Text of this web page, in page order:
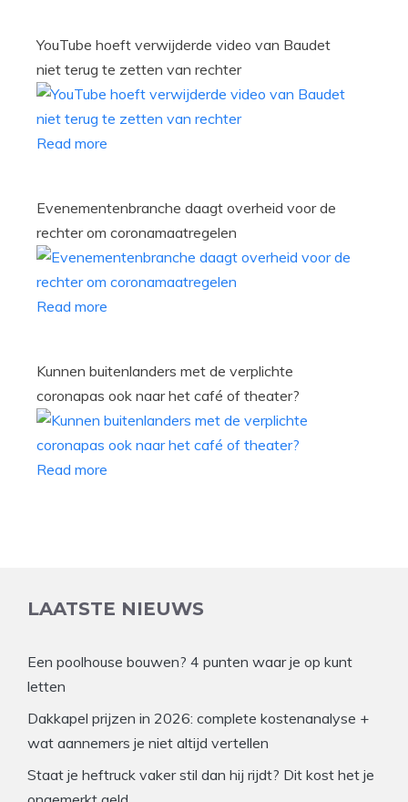
YouTube hoeft verwijderde video van Baudet
niet terug te zetten van rechter
Read more
Evenementenbranche daagt overheid voor de
rechter om coronamaatregelen
Read more
Kunnen buitenlanders met de verplichte
coronapas ook naar het café of theater?
Read more
LAATSTE NIEUWS
Een poolhouse bouwen? 4 punten waar je op kunt
letten
Dakkapel prijzen in 2026: complete kostenanalyse +
wat aannemers je niet altijd vertellen
Staat je heftruck vaker stil dan hij rijdt? Dit kost het je